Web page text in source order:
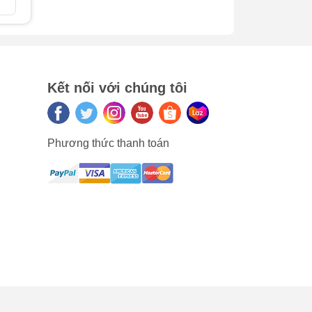
Kết nối với chúng tôi
Phương thức thanh toán